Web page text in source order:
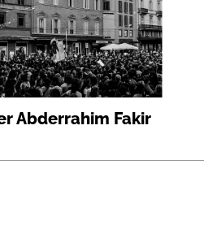
Abderrahim Fakir